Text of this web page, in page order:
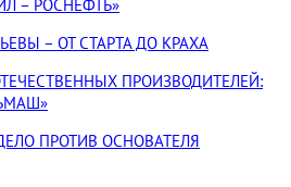
– РОСНЕФТЬ»
– ОТ СТАРТА ДО КРАХА
ПРОИЗВОДИТЕЛЕЙ:
ПРОТИВ ОСНОВАТЕЛЯ